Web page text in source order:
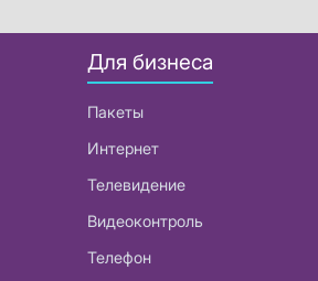
Для бизнеса
Пакеты
Интернет
Телевидение
Видеоконтроль
Телефон